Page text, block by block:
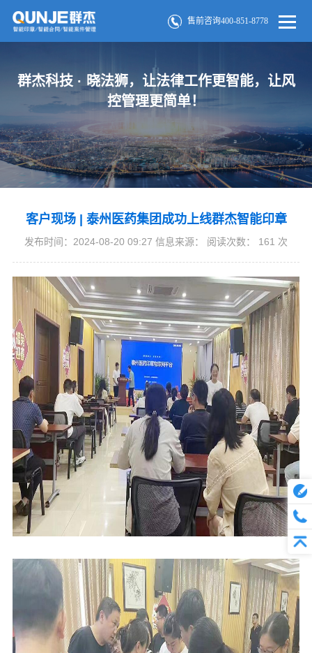
售前咨询400-851-8778
群杰科技 · 晓法狮，让法律工作更智能，让风
控管理更简单！
客户现场 | 泰州医药集团成功上线群杰智能印章
发布时间：2024-08-20 09:27 信息来源： 阅读次数： 161 次